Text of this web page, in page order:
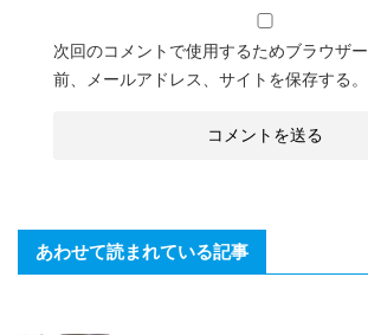
次回のコメントで使用するためブラウザ
前、メールアドレス、サイトを保存する。
あわせて読まれている記事